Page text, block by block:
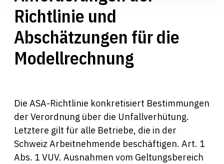
Richtlinie und
Abschätzungen für die
Modellrechnung
Die ASA-Richtlinie konkretisiert Bestimmungen
der Verordnung über die Unfallverhütung.
Letztere gilt für alle Betriebe, die in der
Schweiz Arbeitnehmende beschäftigen. Art. 1
Abs. 1 VUV. Ausnahmen vom Geltungsbereich